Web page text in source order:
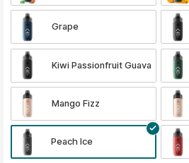
Grape
Kiwi Passionfruit Guava
Mango Fizz
Peach Ice